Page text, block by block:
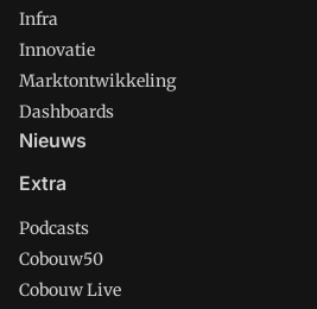
Infra
Innovatie
Marktontwikkeling
Dashboards
Nieuws
Extra
Podcasts
Cobouw50
Cobouw Live